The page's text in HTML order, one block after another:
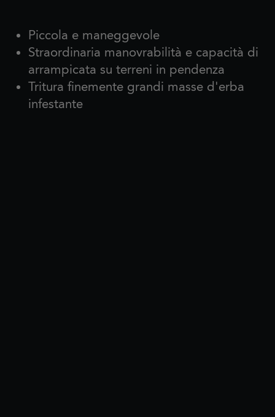
Piccola e maneggevole
Straordinaria manovrabilità e capacità di
arrampicata su terreni in pendenza
Tritura finemente grandi masse d'erba
infestante